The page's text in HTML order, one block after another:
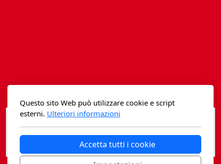
Questo sito Web può utilizzare cookie e script
esterni. Ulteriori informazioni
Accetta tutti i cookie
Testi scolastici
Varia